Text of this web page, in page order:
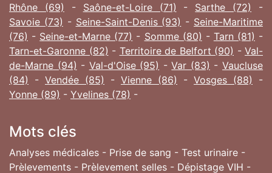
Rhône (69) - Saône-et-Loire (71) - Sarthe (72)
-
Savoie (73) - Seine-Saint-Denis (93) - Seine-Maritime
(76) - Seine-et-Marne (77) - Somme (80) - Tarn (81) -
Tarn-et-Garonne (82) - Territoire de Belfort (90) - Val-
de-Marne (94) - Val-d'Oise (95) -Var (83) -Vaucluse
(84) - Vendée (85) - Vienne (86) - Vosges (88) -
Yonne (89) - Yvelines (78) -
Mots clés
Analyses médicales - Prise de sang - Test urinaire -
Prèlevements - Prèlevement selles - Dépistage VIH -